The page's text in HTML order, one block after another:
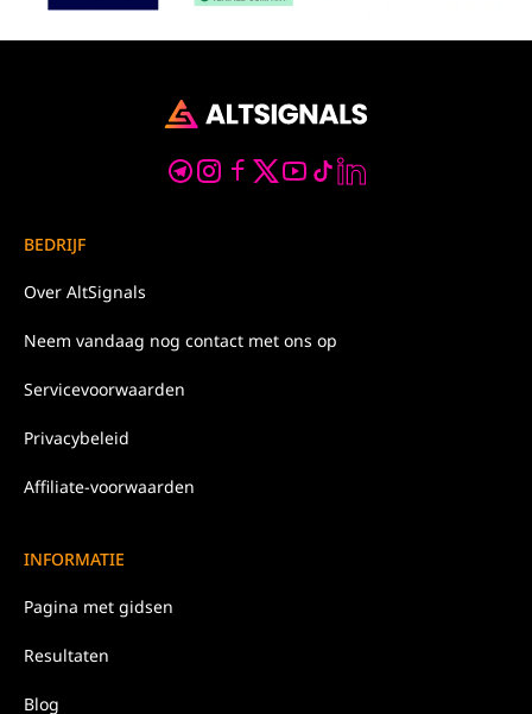
BEDRIJF
Over AltSignals
Neem vandaag nog contact met ons op
Servicevoorwaarden
Privacybeleid
Affiliate-voorwaarden
INFORMATIE
Pagina met gidsen
Resultaten
Blog